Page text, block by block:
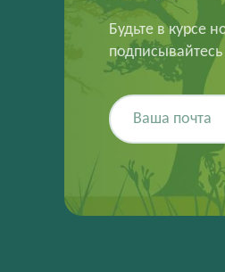
Будьте в курсе